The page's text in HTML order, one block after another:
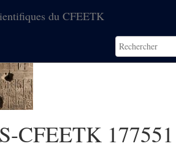
du CFEETK
CFEETK 177551